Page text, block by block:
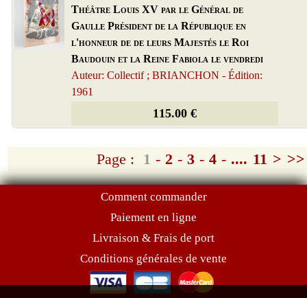
Théâtre Louis XV par le Général de
Gaulle Président de la République en
l'honneur de de leurs Majestés le Roi
Baudouin et la Reine Fabiola le vendredi
Auteur: Collectif ; BRIANCHON - Édition:
1961
115.00 €
Page : 1 - 2 - 3 - 4 - .... 11 > >>
Comment commander
Paiement en ligne
Livraison & Frais de port
Conditions générales de vente